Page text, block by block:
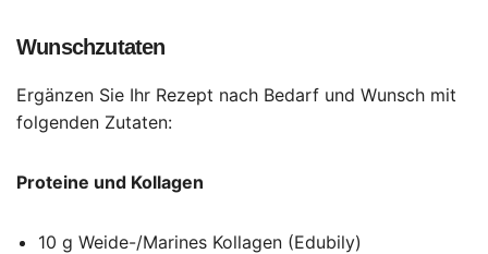
Wunschzutaten
Ergänzen Sie Ihr Rezept nach Bedarf und Wunsch mit
folgenden Zutaten:
Proteine und Kollagen
10 g Weide-/Marines Kollagen (Edubily)